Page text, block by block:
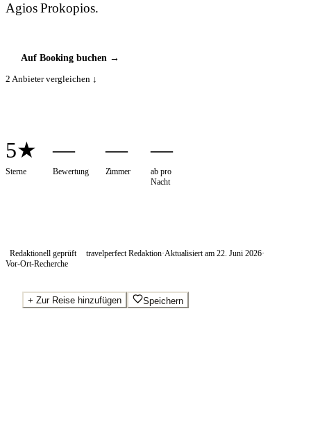
Agios Prokopios.
Auf Booking buchen→
2 Anbieter vergleichen ↓
5★
Sterne
—
Bewertung
—
Zimmer
—
ab pro
Nacht
Redaktionell geprüft travelperfect Redaktion·Aktualisiert am 22. Juni 2026·
Vor-Ort-Recherche
+ Zur Reise hinzufügen Speichern